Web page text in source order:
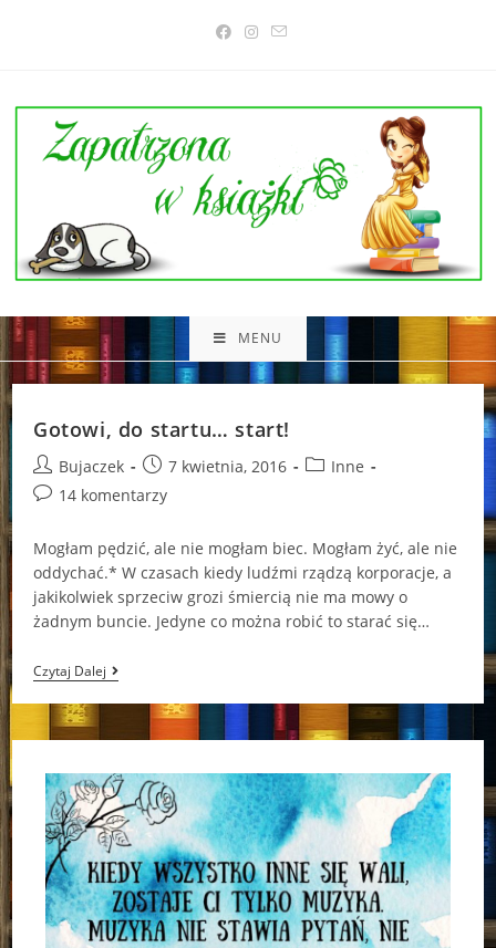
MENU
Gotowi, do startu… start!
Post
author:
Bujaczek
Post
published:
7 kwietnia, 2016
PostInne
Post14 komentarzy
Mogłam pędzić, ale nie mogłam biec. Mogłam żyć, ale nie
oddychać.* W czasach kiedy ludźmi rządzą korporacje, a
jakikolwiek sprzeciw grozi śmiercią nie ma mowy o
żadnym buncie. Jedyne co można robić to starać się…
Czytaj DalejGotowi,
Do
Startu…